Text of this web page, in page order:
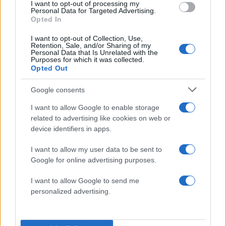
I want to opt-out of processing my
Personal Data for Targeted Advertising.
Opted In
I want to opt-out of Collection, Use,
Retention, Sale, and/or Sharing of my
Personal Data that Is Unrelated with the
Purposes for which it was collected.
Opted Out
Google consents
I want to allow Google to enable storage
related to advertising like cookies on web or
device identifiers in apps.
I want to allow my user data to be sent to
Google for online advertising purposes.
I want to allow Google to send me
personalized advertising.
ουσιαστική εικόνα ποιοι είναι οι φοιτητές που
τα Πανεπιστήμια να γνωρίζουν με ακρίβεια σε
ποιους απευθύνονται και να κάνουν τον
εκπαιδευτικό σχεδιασμό τους.
Αξιολόγηση των νοσοκομείων
από τους πολίτες
Για πρώτη φορά, επίσης, η κυβέρνησή μας ήταν
αυτή που προχώρησε σε αξιολόγηση των
δημόσιων υπηρεσιών από τους ίδιους τους
πολίτες. Από αύριο, ξεκινά και η αξιολόγηση των